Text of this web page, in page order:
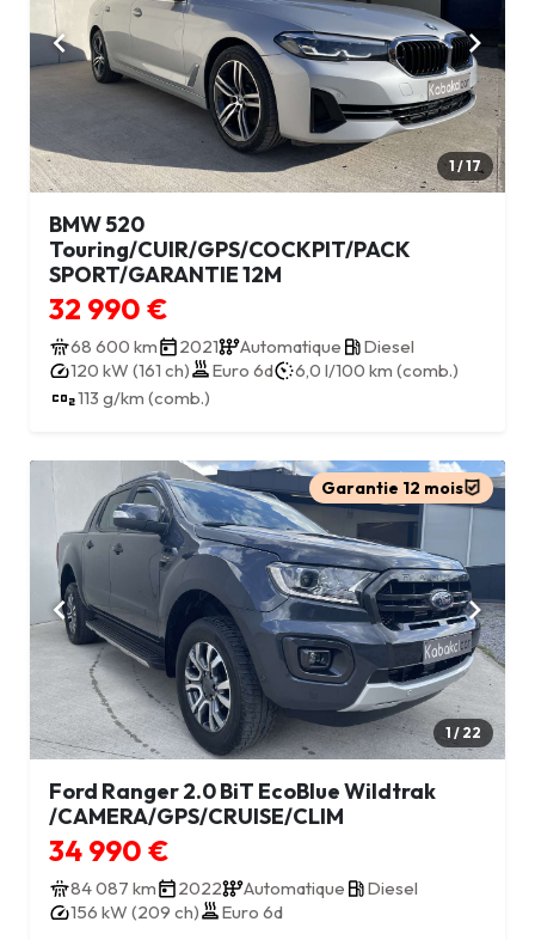
1 / 17
BMW 520
Touring/CUIR/GPS/COCKPIT/PACK
SPORT/GARANTIE 12M
32 990 €
68 600 km 2021 Automatique
Diesel
120 kW (161 ch)
Euro 6d
6,0 l/100 km (comb.)
113 g/km (comb.)
Garantie 12 mois
1 / 22
Ford Ranger 2.0 BiT EcoBlue Wildtrak
/CAMERA/GPS/CRUISE/CLIM
34 990 €
84 087 km 2022 Automatique
Diesel
156 kW (209 ch)
Euro 6d